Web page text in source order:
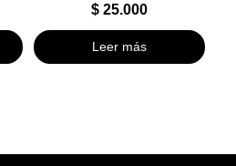
$25.000
Leer más